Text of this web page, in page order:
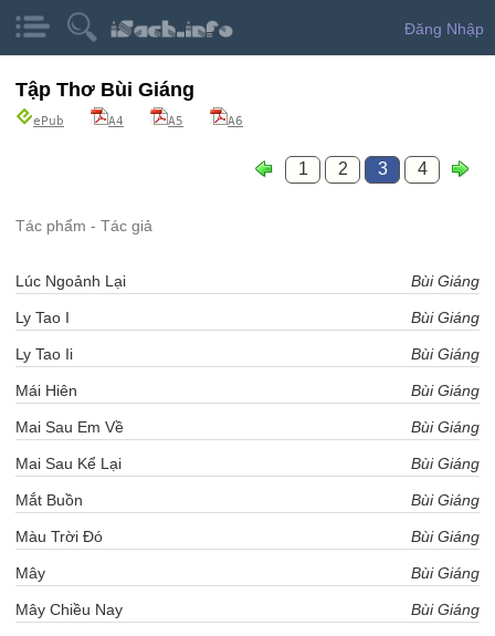
Đăng Nhập
Tập Thơ Bùi Giáng
ePub A4 A5 A6
1 2 3 4
Tác phẩm - Tác giả
Lúc Ngoảnh Lại Bùi Giáng
Ly Tao I Bùi Giáng
Ly Tao Ii Bùi Giáng
Mái Hiên Bùi Giáng
Mai Sau Em Về Bùi Giáng
Mai Sau Kể Lại Bùi Giáng
Mắt Buồn Bùi Giáng
Màu Trời Đó Bùi Giáng
Mây Bùi Giáng
Mây Chiều Nay Bùi Giáng